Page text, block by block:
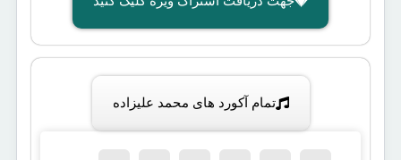
تمام آکورد های محمد علیزاده